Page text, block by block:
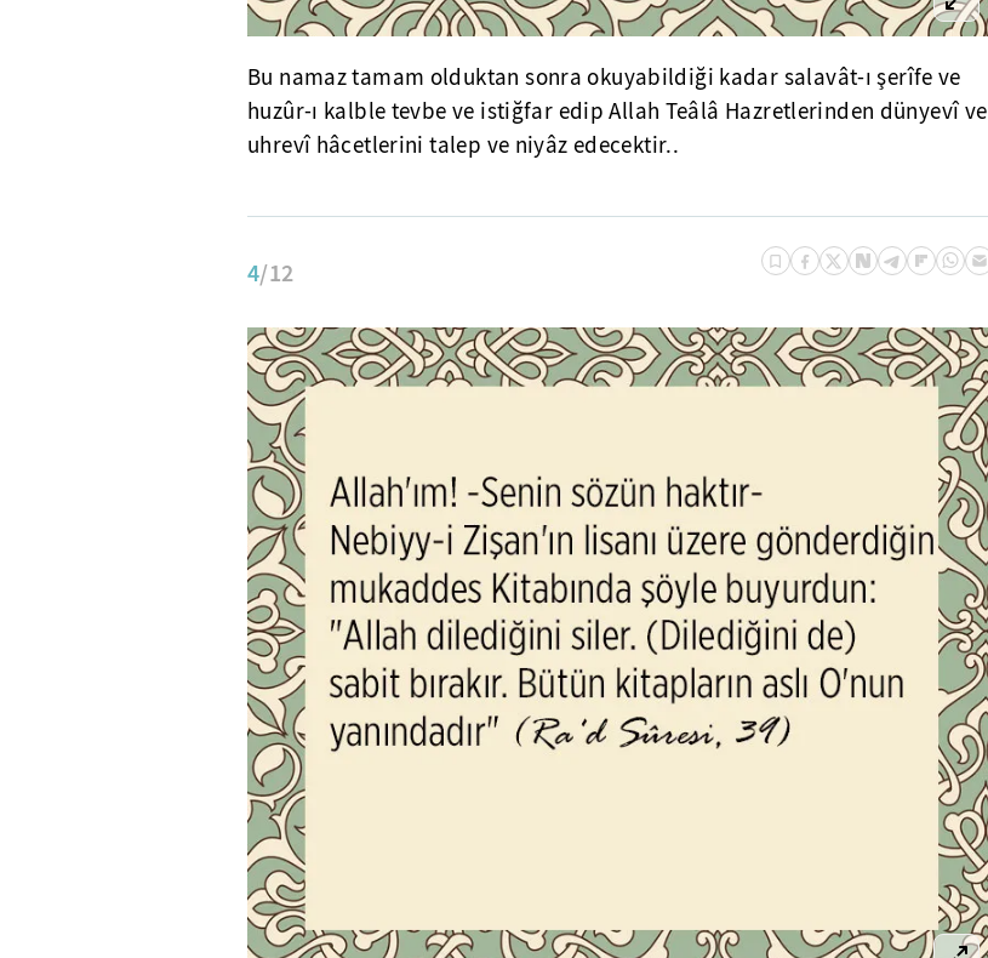
Bu namaz tamam olduktan sonra okuyabildiği kadar salavât-ı şerîfe ve
huzûr-ı kalble tevbe ve istiğfar edip Allah Teâlâ Hazretlerinden dünyevî ve
uhrevî hâcetlerini talep ve niyâz edecektir..
4/12